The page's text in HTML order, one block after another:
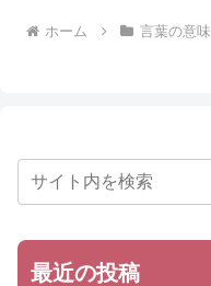
ホーム 言葉の意味
最近の投稿